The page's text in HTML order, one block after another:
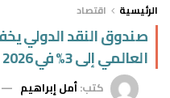
الرئيسية اقتصاد
صندوق النقد الدولي
العالمي إلى 3% في 2026
كتب:أمل إبراهيم